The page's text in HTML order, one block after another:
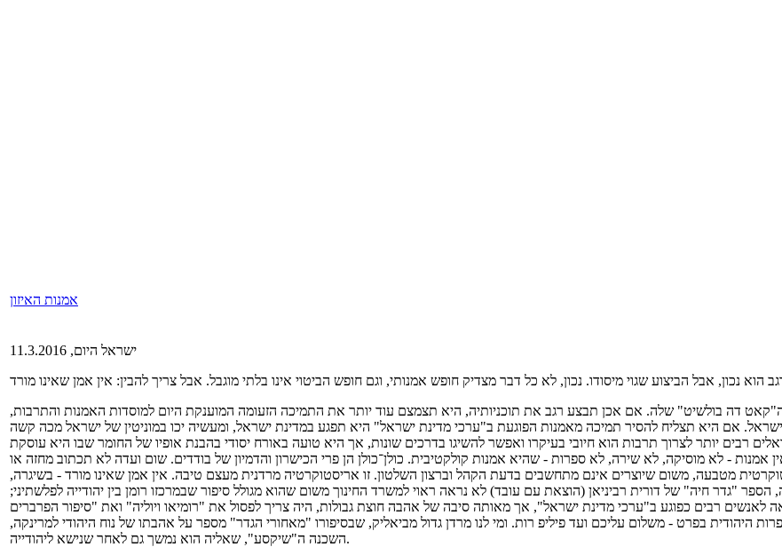
אמנות האיזון
ישראל היום, 11.3.2016
הוא נכון, אבל הביצוע שגוי מיסודו. נכון, לא כל דבר מצדיק חופש אמנותי, וגם חופש הביטוי אינו בלתי מוגבל. אבל צריך להבין: אין אמן שאינו מורד
דה בולשיט" שלה. אם אכן תבצע רגב את תוכניותיה, היא תצמצם עוד יותר את התמיכה הזעומה המוענקת היום למוסדות האמנות והתרבות,
אמנות - לא מוסיקה, לא שירה, לא ספרות - שהיא אמנות קולקטיבית. כולן־כולן הן פרי הכישרון והדמיון של בודדים. שום ועדה לא תכתוב מחזה או
מטבעה, משום שיוצרים אינם מתחשבים בדעת הקהל וברצון השלטון. זו אריסטוקרטיה מרדנית מעצם טיבה. אין אמן שאינו מורד - בשיגרה,
"גדר חיה" של דורית רביניאן (הוצאת עם עובד) לא נראה ראוי למשרד החינוך משום שהוא מגולל סיפור שבמרכזו רומן בין יהודייה לפלשתיני;
היהודית בפרט - משלום עליכם ועד פיליפ רות. ומי לנו מרדן גדול מביאליק, שבסיפורו "מאחורי הגדר" מספר על אהבתו של נוח היהודי למרינקה,
השכנה ה"שיקסע", שאליה הוא נמשך גם לאחר שנישא ליהודייה.